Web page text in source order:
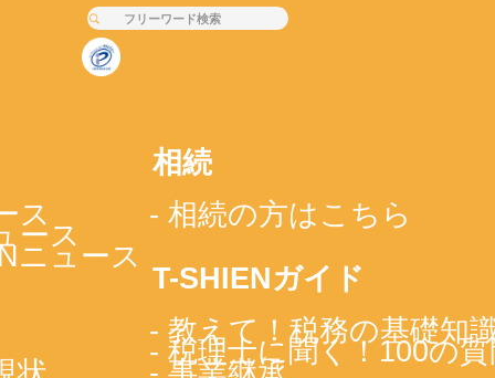
ス
ース
ニュース
相続
- 相続の方はこちら
T-SHIENガイド
- 教えて！税務の基礎知
- 税理士に聞く！100の